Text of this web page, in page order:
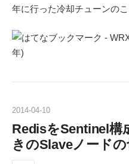
年に行った冷却チューンの
2014-04-10
RedisをSentinel構
きのSlaveノード